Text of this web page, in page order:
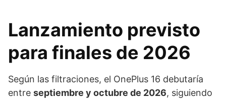
Lanzamiento previsto
para finales de 2026
Según las filtraciones, el OnePlus 16 debutaría
entre septiembre y octubre de 2026, siguiendo